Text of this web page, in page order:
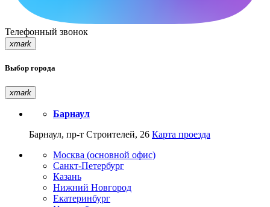
Телефонный звонок
xmark
Выбор города
xmark
Барнаул
Барнаул, пр-т Строителей, 26 Карта проезда
Москва (основной офис)
Санкт-Петербург
Казань
Нижний Новгород
Екатеринбург